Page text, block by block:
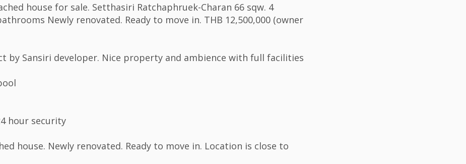
house for sale. Setthasiri Ratchaphruek-Charan 66 sqw. 4
Newly renovated. Ready to move in. THB 12,500,000 (owner
by Sansiri developer. Nice property and ambience with full facilities
hour security
house. Newly renovated. Ready to move in. Location is close to